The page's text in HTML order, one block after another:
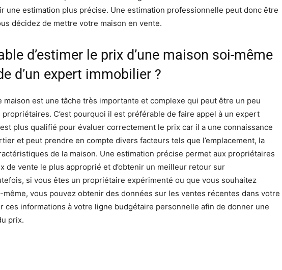
une estimation plus précise. Une estimation professionnelle peut donc être
décidez de mettre votre maison en vente.
d’estimer le prix d’une maison soi-même
d’un expert immobilier ?
maison est une tâche très importante et complexe qui peut être un peu
C’est pourquoi il est préférable de faire appel à un expert
plus qualifié pour évaluer correctement le prix car il a une connaissance
et peut prendre en compte divers facteurs tels que l’emplacement, la
de la maison. Une estimation précise permet aux propriétaires
de vente le plus approprié et d’obtenir un meilleur retour sur
si vous êtes un propriétaire expérimenté ou que vous souhaitez
vous pouvez obtenir des données sur les ventes récentes dans votre
ces informations à votre ligne budgétaire personnelle afin de donner une
prix.